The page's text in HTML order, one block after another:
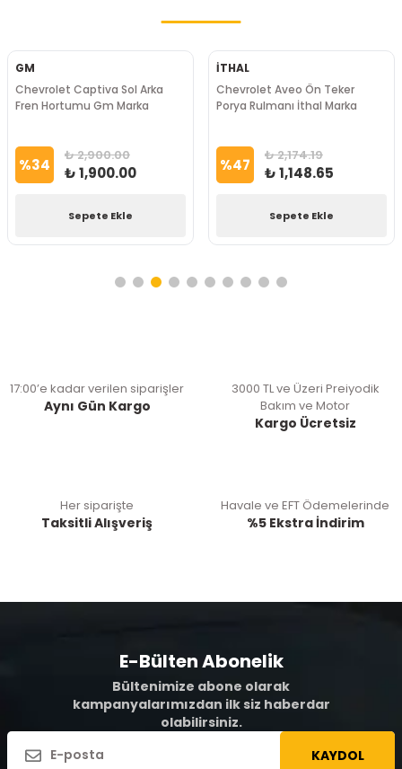
GM
Chevrolet Captiva Sol Arka
Fren Hortumu Gm Marka
%34 ₺ 2,900.00
₺ 1,900.00
Sepete Ekle
İTHAL
Chevrolet Aveo Ön Teker
Porya Rulmanı İthal Marka
%47 ₺ 2,174.19
₺ 1,148.65
Sepete Ekle
17:00’e kadar verilen siparişler
Aynı Gün Kargo
3000 TL ve Üzeri Preiyodik
Bakım ve Motor
Kargo Ücretsiz
Her siparişte
Taksitli Alışveriş
Havale ve EFT Ödemelerinde
%5 Ekstra İndirim
E-Bülten Abonelik
Bültenimize abone olarak
kampanyalarımızdan ilk siz haberdar
olabilirsiniz.
KAYDOL